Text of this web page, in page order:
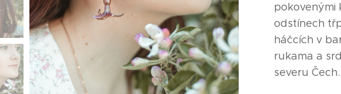
pokovenými
odstínech
háčcích v
rukama a
severu Čech.